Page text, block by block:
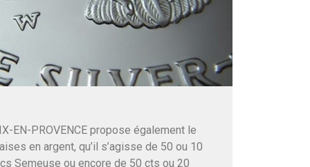
EN-PROVENCE propose également le
en argent, qu’il s’agisse de 50 ou 10
Semeuse ou encore de 50 cts ou 20